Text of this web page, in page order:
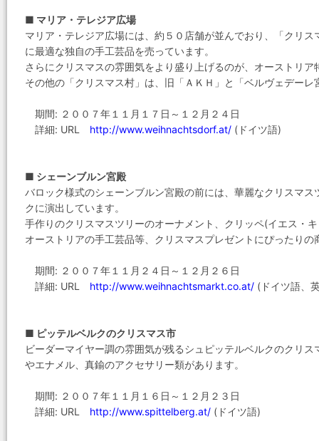
■ マリア・テレジア広場
マリア・テレジア広場には、約５０店舗が並んでおり、「クリ
に最適な独自の手工芸品を売っています。
さらにクリスマスの雰囲気をより盛り上げるのが、オーストリ
その他の「クリスマス村」は、旧「ＡＫＨ」と「ベルヴェデーレ
期間: ２００７年１１月１７日～１２月２４日
詳細: URL http://www.weihnachtsdorf.at/ (ドイツ語)
■ シェーンブルン宮殿
バロック様式のシェーンブルン宮殿の前には、華麗なクリスマ
クに演出しています。
手作りのクリスマスツリーのオーナメント、クリッペ(イエス・
オーストリアの手工芸品等、クリスマスプレゼントにぴったりの
期間: ２００７年１１月２４日～１２月２６日
詳細: URL http://www.weihnachtsmarkt.co.at/ (ドイツ語、
■ ピッテルベルクのクリスマス市
ビーダーマイヤー調の雰囲気が残るシュピッテルベルクのクリ
やエナメル、真鍮のアクセサリー類があります。
期間: ２００７年１１月１６日～１２月２３日
詳細: URL http://www.spittelberg.at/ (ドイツ語)